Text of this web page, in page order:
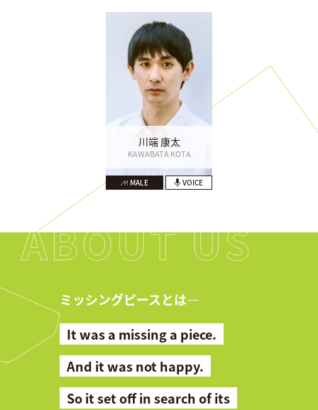
川端 康太
KAWABATA KOTA
MALE VOICE
ミッシングピースとは―
It was a missing a piece.
And it was not happy.
So it set off in search of its